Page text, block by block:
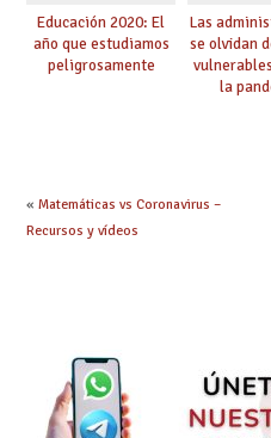
Educación 2020: El
año que estudiamos
peligrosamente
Las
se olvidan
la
« Matemáticas vs Coronavirus –
Recursos y vídeos